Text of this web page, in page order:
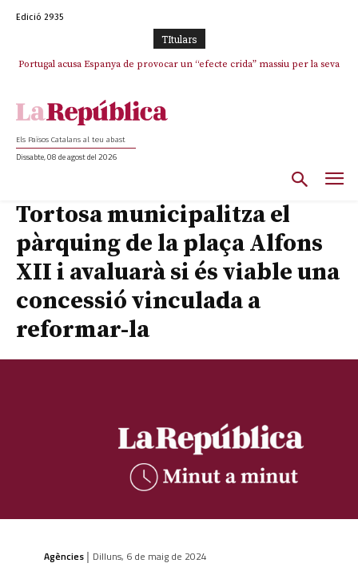
Edició 2935
TItulars
Portugal acusa Espanya de provocar un “efecte crida” massiu per la seva
Els Països Catalans al teu abast
Dissabte, 08 de agost del 2026
Tortosa municipalitza el
pàrquing de la plaça Alfons
XII i avaluarà si és viable una
concessió vinculada a
reformar-la
Agències | Dilluns, 6 de maig de 2024